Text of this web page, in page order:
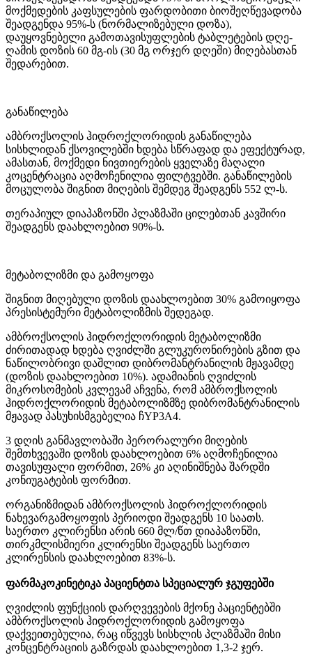
მოქმედების კაფსულების ფარდობითი ბიოშეღწევადობა
შეადგენდა 95%-ს (ნორმალიზებული დოზა),
დაუყოვნებელი გამოთავისუფლების ტაბლეტების დღე-
ღამის დოზის 60 მგ-ის (30 მგ ორჯერ დღეში) მიღებასთან
შედარებით.
განაწილება
ამბროქსოლის ჰიდროქლორიდის განაწილება
სისხლიდან ქსოვილებში ხდება სწრაფად და ეფექტურად,
ამასთან, მოქმედი ნივთიერების ყველაზე მაღალი
კოცენტრაცია აღმოჩენილია ფილტვებში. განაწილების
მოცულობა შიგნით მიღების შემდეგ შეადგენს 552 ლ-ს.
თერაპიულ დიაპაზონში პლაზმაში ცილებთან კავშირი
შეადგენს დაახლოებით 90%-ს.
მეტაბოლიზმი და გამოყოფა
შიგნით მიღებული დოზის დაახლოებით 30% გამოიყოფა
პრესისტემური მეტაბოლიზმის შედეგად.
ამბროქსოლის ჰიდროქლორიდის მეტაბოლიზმი
ძირითადად ხდება ღვიძლში გლუკურონირების გზით და
ნაწილობრივი დაშლით დიბრომანტრანილის მჟავამდე
(დოზის დაახლოებით 10%). ადამიანის ღვიძლის
მიკროსომების კვლევამ აჩვენა, რომ ამბროქსოლის
ჰიდროქლორიდის მეტაბოლიზმზე დიბრომანტრანილის
მჟავად პასუხისმგებელია ჩYP3A4.
3 დღის განმავლობაში პერორალური მიღების
შემთხვევაში დოზის დაახლოებით 6% აღმოჩენილია
თავისუფალი ფორმით, 26% კი აღინიშნება შარდში
კონიუგატების ფორმით.
ორგანიზმიდან ამბროქსოლის ჰიდროქლორიდის
ნახევარგამოყოფის პერიოდი შეადგენს 10 საათს.
საერთო კლირენსი არის 660 მლ/წთ დიაპაზონში,
თირკმლისმიერი კლირენსი შეადგენს საერთო
კლირენსის დაახლოებით 83%-ს.
ფარმაკოკინეტიკა პაციენტთა სპეციალურ ჯგუფებში
ღვიძლის ფუნქციის დარღვევების მქონე პაციენტებში
ამბროქსოლის ჰიდროქლორიდის გამოყოფა
დაქვეითებულია, რაც იწვევს სისხლის პლაზმაში მისი
კონცენტრაციის გაზრდას დაახლოებით 1,3-2 ჯერ.